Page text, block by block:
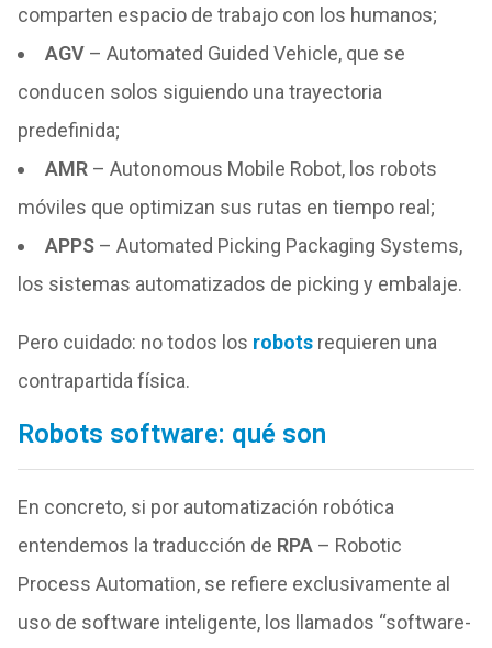
comparten espacio de trabajo con los humanos;
AGV– Automated Guided Vehicle, que se
conducen solos siguiendo una trayectoria
predefinida;
AMR– Autonomous Mobile Robot, los robots
móviles que optimizan sus rutas en tiempo real;
APPS– Automated Picking Packaging Systems,
los sistemas automatizados de picking y embalaje.
Pero cuidado: no todos los robotsrequieren una
contrapartida física.
Robots software: qué son
En concreto, si por automatización robótica
entendemos la traducción de RPA– Robotic
Process Automation, se refiere exclusivamente al
uso de software inteligente, los llamados “software-